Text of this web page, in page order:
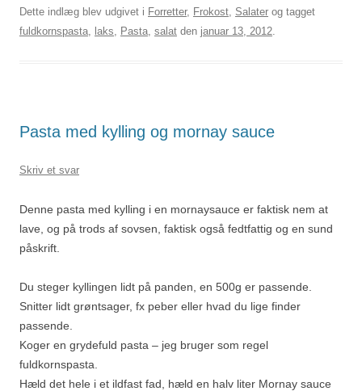
Dette indlæg blev udgivet i Forretter, Frokost, Salater og tagget
fuldkornspasta, laks, Pasta, salat den januar 13, 2012.
Pasta med kylling og mornay sauce
Skriv et svar
Denne pasta med kylling i en mornaysauce er faktisk nem at
lave, og på trods af sovsen, faktisk også fedtfattig og en sund
påskrift.
Du steger kyllingen lidt på panden, en 500g er passende.
Snitter lidt grøntsager, fx peber eller hvad du lige finder
passende.
Koger en grydefuld pasta – jeg bruger som regel
fuldkornspasta.
Hæld det hele i et ildfast fad, hæld en halv liter Mornay sauce